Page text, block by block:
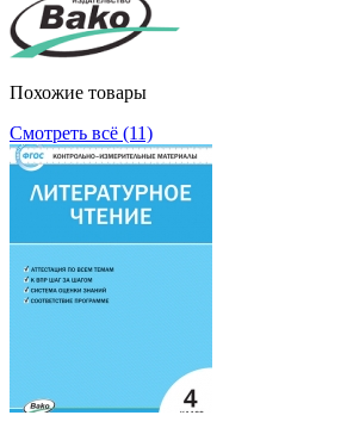
Похожие товары
Смотреть всё (11)